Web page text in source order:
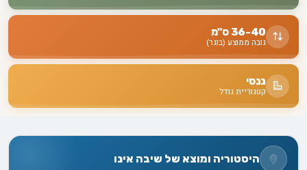
36-40 ס"מ
גובה ממוצע (בוגר)
ננסי
קטגוריית גודל
היסטוריה ומוצא של שיבה אינו